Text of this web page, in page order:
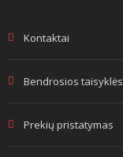
Kontaktai
Bendrosios taisyklės
Prekių pristatymas